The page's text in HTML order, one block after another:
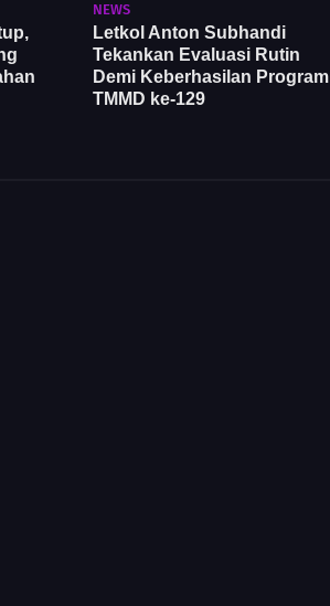
NEWS
Letkol Anton Subhandi
Tekankan Evaluasi Rutin
Demi Keberhasilan Program
TMMD ke-129